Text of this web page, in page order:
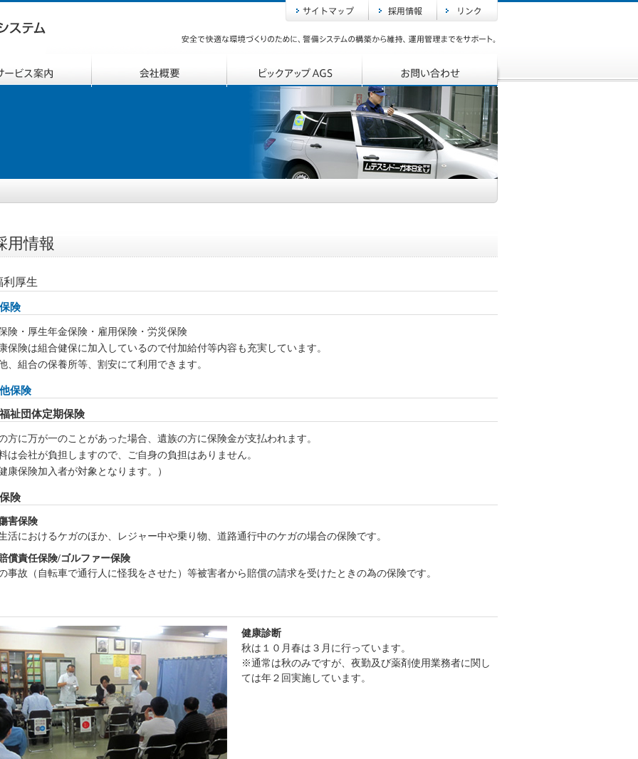
用情報
利厚生
険
険・厚生年金保険・雇用保険・労災保険
保険は組合健保に加入しているので付加給付等内容も充実しています。
、組合の保養所等、割安にて利用できます。
保険
祉団体定期保険
方に万が一のことがあった場合、遺族の方に保険金が支払われます。
は会社が負担しますので、ご自身の負担はありません。
康保険加入者が対象となります。）
険
害保険
活におけるケガのほか、レジャー中や乗り物、道路通行中のケガの場合の保険です。
償責任保険/ゴルファー保険
事故（自転車で通行人に怪我をさせた）等被害者から賠償の請求を受けたときの為の保険です。
健康診断
秋は１０月春は３月に行っています。
※通常は秋のみですが、夜勤及び薬剤使用業務者に関し
ては年２回実施しています。